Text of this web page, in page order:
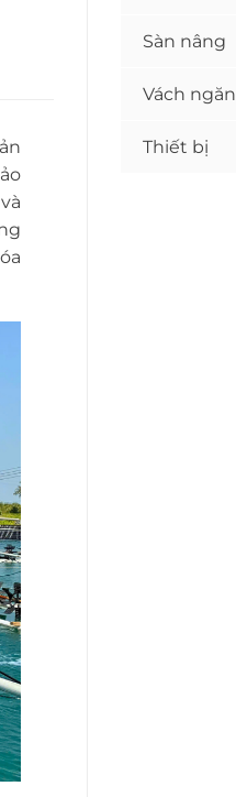
Sàn nâng
Vách ngăn
Thiết bị